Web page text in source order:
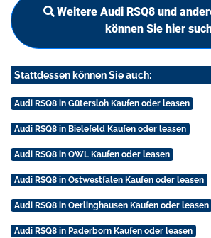
Weitere Audi RSQ8 und
können Sie hier
Stattdessen können Sie auch:
Audi RSQ8 in Gütersloh Kaufen oder leasen
Audi RSQ8 in Bielefeld Kaufen oder leasen
Audi RSQ8 in OWL Kaufen oder leasen
Audi RSQ8 in Ostwestfalen Kaufen oder leasen
Audi RSQ8 in Oerlinghausen Kaufen oder leasen
Audi RSQ8 in Paderborn Kaufen oder leasen